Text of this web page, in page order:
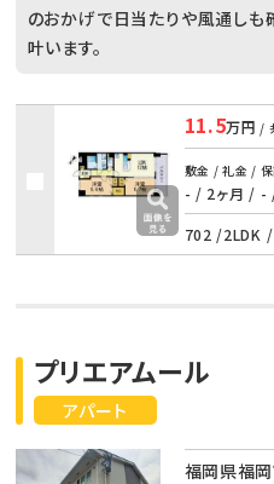
のおかげで日当たりや風通しも
叶います。
11.5万円 /
敷金 / 礼金 /
- / 2ヶ月 / -
702 /2LDK /
アパート
プリエアムール
福岡県福